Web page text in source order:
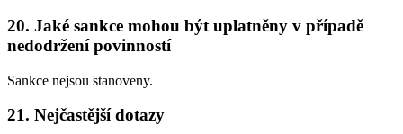
20. Jaké sankce mohou být uplatněny v případě
nedodržení povinností
Sankce nejsou stanoveny.
21. Nejčastější dotazy